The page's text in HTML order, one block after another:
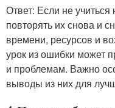
Ответ: Если не
повторять их снова и
времени, ресурсов и
урок из ошибки может
и проблемам. Важно
выводы из них для